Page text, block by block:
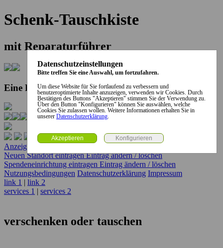
Schenk-Tauschkiste
mit Reparaturführer
Eine Kooperation der Stadt und des Landkreises...
Anzeige erstellen
Neuen Standort eintragenEintrag ändern / löschen
Spendeneinrichtung eintragen Eintrag ändern / löschen
Nutzungsbedingungen Datenschutzerklärung Impressum
link 1 | link 2
services 1 | services 2
verschenken oder tauschen
Datenschutzeinstellungen
Bitte treffen Sie eine Auswahl, um fortzufahren.
Um diese Website für Sie fortlaufend zu verbessern und
benutzeroptimierte Inhalte anzuzeigen, verwenden wir Cookies. Durch
Bestätigen des Buttons "Akzeptieren" stimmen Sie der Verwendung zu.
Über den Button "Konfigurieren" können Sie auswählen, welche
Cookies Sie zulassen wollen. Weitere Informationen erhalten Sie in
unserer Datenschutzerklärung.